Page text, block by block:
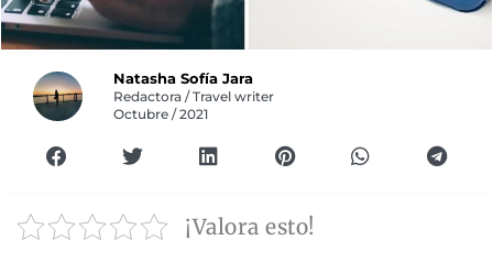
Natasha Sofía Jara
Redactora / Travel writer
Octubre / 2021
¡Valora esto!